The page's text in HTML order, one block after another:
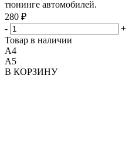
тюнинге автомобилей.
280 ₽
-
+
Товар в наличии
A4
A5
В КОРЗИНУ